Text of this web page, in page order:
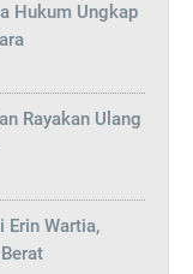
Hukum Ungkap
Rayakan Ulang
Erin Wartia,